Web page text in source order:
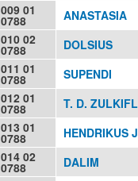
009 01
0788
ANASTASIA
010 02
0788
DOLSIUS
011 01
0788
SUPENDI
012 01
0788
T. D.
013 01
0788
HENDRIKUS
014 02
0788
DALIM